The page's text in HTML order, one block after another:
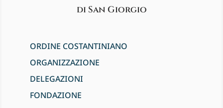
di San Giorgio
ORDINE COSTANTINIANO
ORGANIZZAZIONE
DELEGAZIONI
FONDAZIONE